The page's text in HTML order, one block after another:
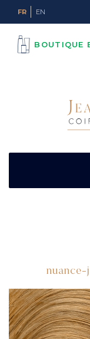
FR EN
BOUTIQUE